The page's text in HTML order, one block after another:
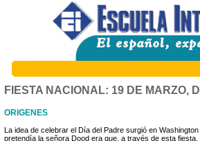
FIESTA NACIONAL: 19 DE MARZO,
ORIGENES
La idea de celebrar el Día del Padre surgió en
pretendía la señora Dood era que, a través de esta